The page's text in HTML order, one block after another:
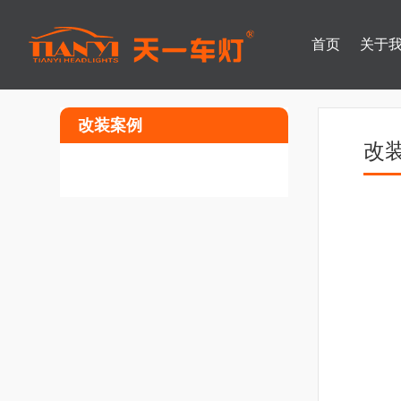
首页 关于
改装案例
改